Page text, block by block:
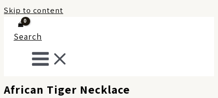
Skip to content
Search
African Tiger Necklace